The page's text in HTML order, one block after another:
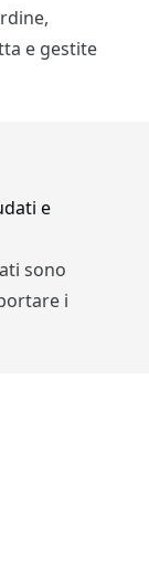
e gestite
e
sono
i